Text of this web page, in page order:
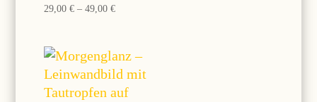
29,00€ –49,00€Preisspanne:
49,00 €